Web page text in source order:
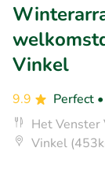
Vinkel
9.9 Perfect
Het Venster
Vinkel